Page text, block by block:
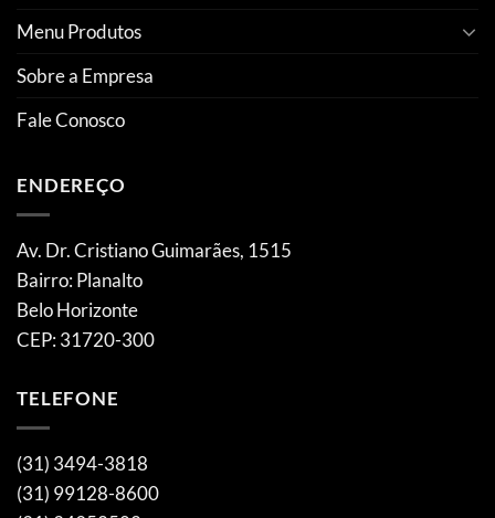
Menu Produtos
Sobre a Empresa
Fale Conosco
ENDEREÇO
Av. Dr. Cristiano Guimarães, 1515
Bairro: Planalto
Belo Horizonte
CEP: 31720-300
TELEFONE
(31) 3494-3818
(31) 99128-8600